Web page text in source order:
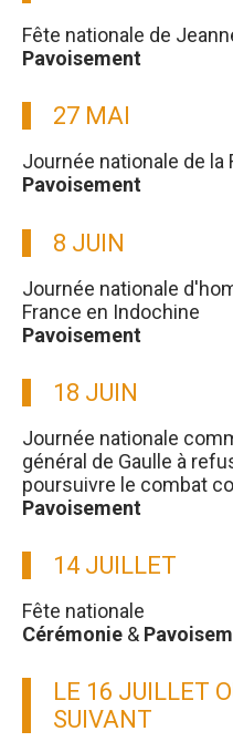
Fête nationale de
Pavoisement
27 MAI
Journée nationale de la
Pavoisement
8 JUIN
Journée nationale
France en Indochine
Pavoisement
18 JUIN
Journée nationale
général de Gaulle à
poursuivre le combat
Pavoisement
14 JUILLET
Fête nationale
Cérémonie &
LE 16 JUILLET
SUIVANT